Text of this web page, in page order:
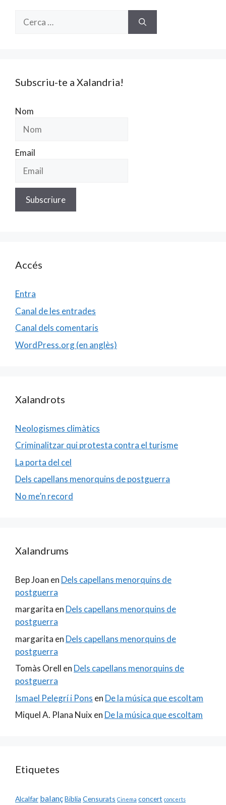
Subscriu-te a Xalandria!
Nom
Email
Accés
Entra
Canal de les entrades
Canal dels comentaris
WordPress.org (en anglès)
Xalandrots
Neologismes climàtics
Criminalitzar qui protesta contra el turisme
La porta del cel
Dels capellans menorquins de postguerra
No me’n record
Xalandrums
Bep Joan en Dels capellans menorquins de
postguerra
margarita en Dels capellans menorquins de
postguerra
margarita en Dels capellans menorquins de
postguerra
Tomàs Orell en Dels capellans menorquins de
postguerra
Ismael Pelegrí i Pons en De la música que escoltam
Miquel A. Plana Nuix en De la música que escoltam
Etiquetes
Alcalfar balançBiblia Censurats Cinema concert concerts